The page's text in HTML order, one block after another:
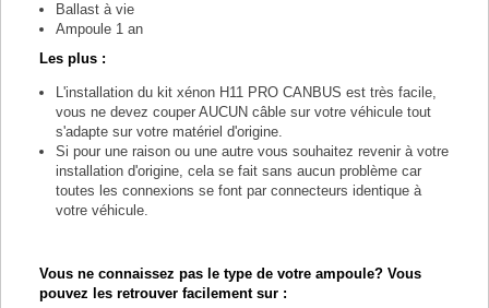
Ballast à vie
Ampoule 1 an
Les plus :
L'installation du kit xénon H11 PRO CANBUS est très facile,
vous ne devez couper AUCUN câble sur votre véhicule tout
s'adapte sur votre matériel d'origine.
Si pour une raison ou une autre vous souhaitez revenir à votre
installation d'origine, cela se fait sans aucun problème car
toutes les connexions se font par connecteurs identique à
votre véhicule.
Vous ne connaissez pas le type de votre ampoule? Vous
pouvez les retrouver facilement sur :